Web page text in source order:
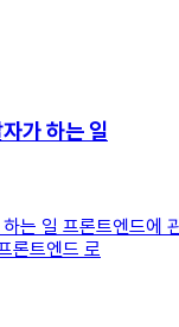
가 하는 일
는 일 프론트엔드
론트엔드 로